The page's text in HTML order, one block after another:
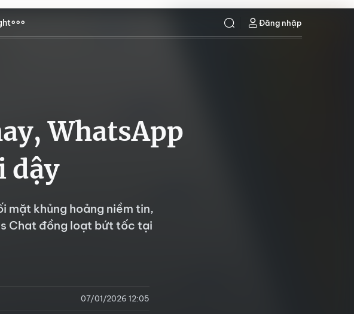
Đăng nhập
WhatsApp
dậy
mặt khủng hoảng niềm tin,
Chat đồng loạt bứt tốc tại
07/01/2026 12:05